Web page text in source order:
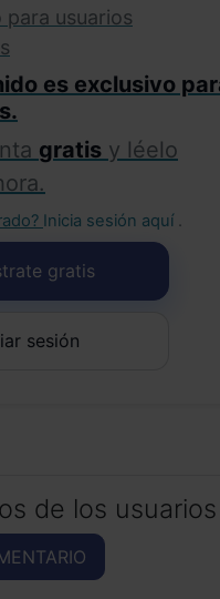
usuarios
es exclusivo
gratis y léelo
Inicia sesión aquí
gratis
sesión
de los usuarios